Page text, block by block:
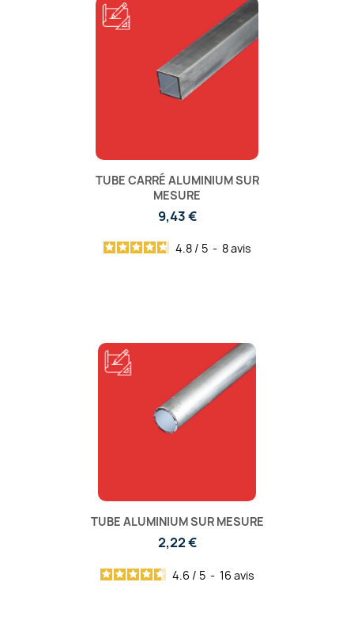
TUBE CARRÉ ALUMINIUM SUR
MESURE
9,43 €
4.8 / 5 - 8avis
TUBE ALUMINIUM SUR MESURE
2,22 €
4.6 / 5 - 16 avis